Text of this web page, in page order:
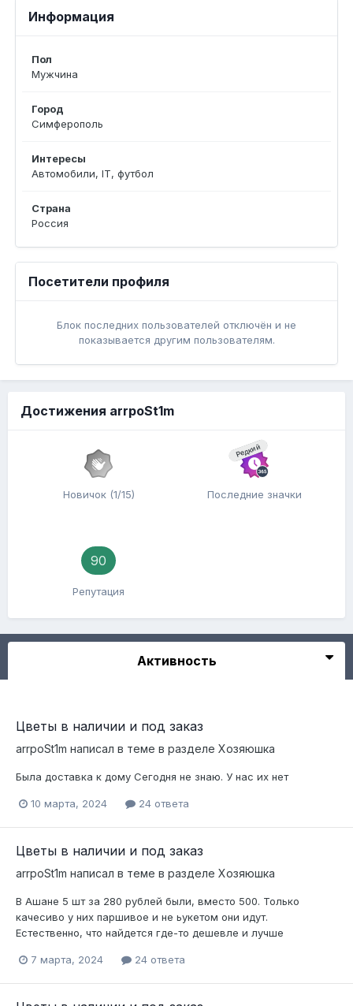
Информация
Пол
Мужчина
Город
Симферополь
Интересы
Автомобили, IT, футбол
Страна
Россия
Посетители профиля
Блок последних пользователей отключён и не
показывается другим пользователям.
Достижения arrpoSt1m
Новичок (1/15)
Редкий
Последние значки
90
Репутация
Активность
Цветы в наличии и под заказ
arrpoSt1m написал в теме в разделе Хозяюшка
Была доставка к дому Сегодня не знаю. У нас их нет
10 марта, 2024 24 ответа
Цветы в наличии и под заказ
arrpoSt1m написал в теме в разделе Хозяюшка
В Ашане 5 шт за 280 рублей были, вместо 500. Только
качесиво у них паршивое и не ьукетом они идут.
Естественно, что найдется где-то дешевле и лучше
7 марта, 2024 24 ответа